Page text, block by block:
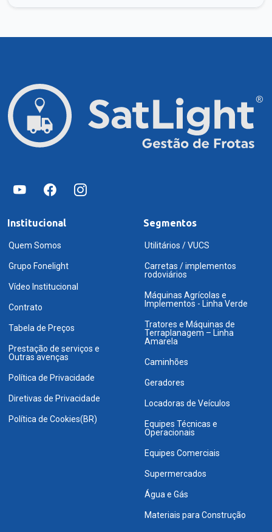
Institucional
Quem Somos
Grupo Fonelight
Vídeo Institucional
Contrato
Tabela de Preços
Prestação de serviços e
Outras avenças
Política de Privacidade
Diretivas de Privacidade
Política de Cookies(BR)
Segmentos
Utilitários / VUCS
Carretas / implementos
rodoviários
Máquinas Agrícolas e
Implementos - Linha Verde
Tratores e Máquinas de
Terraplanagem – Linha
Amarela
Caminhões
Geradores
Locadoras de Veículos
Equipes Técnicas e
Operacionais
Equipes Comerciais
Supermercados
Água e Gás
Materiais para Construção